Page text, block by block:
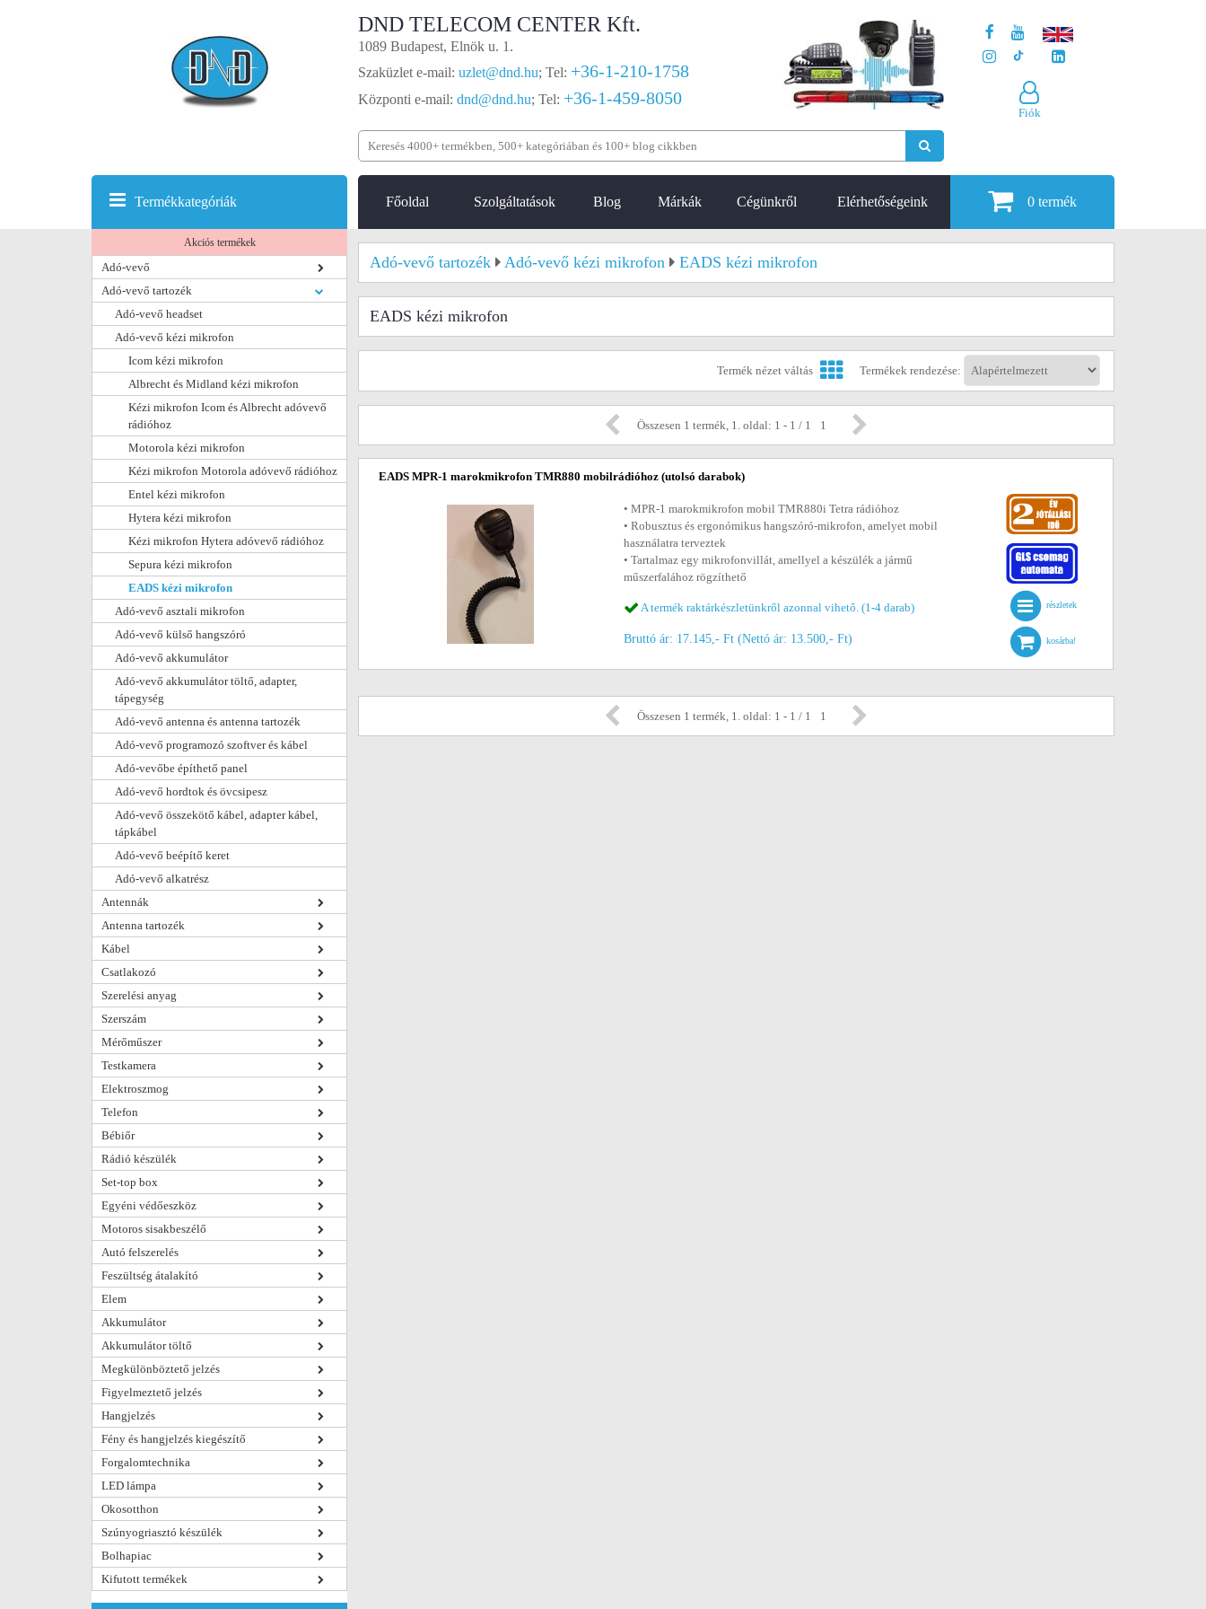
DND TELECOM CENTER Kft.
1089 Budapest, Elnök u. 1.
Szaküzlet e-mail: uzlet@dnd.hu; Tel: +36-1-210-1758
Központi e-mail: dnd@dnd.hu; Tel: +36-1-459-8050
Fiók
Főoldal Szolgáltatások Blog Márkák Cégünkről Elérhetőségeink 0 termék
Termékkategóriák
Akciós termékek
Adó-vevő
Adó-vevő tartozék
Adó-vevő headset
Adó-vevő kézi mikrofon
Icom kézi mikrofon
Albrecht és Midland kézi mikrofon
Kézi mikrofon Icom és Albrecht adóvevő
rádióhoz
Motorola kézi mikrofon
Kézi mikrofon Motorola adóvevő rádióhoz
Entel kézi mikrofon
Hytera kézi mikrofon
Kézi mikrofon Hytera adóvevő rádióhoz
Sepura kézi mikrofon
EADS kézi mikrofon
Adó-vevő asztali mikrofon
Adó-vevő külső hangszóró
Adó-vevő akkumulátor
Adó-vevő akkumulátor töltő, adapter,
tápegység
Adó-vevő antenna és antenna tartozék
Adó-vevő programozó szoftver és kábel
Adó-vevőbe építhető panel
Adó-vevő hordtok és övcsipesz
Adó-vevő összekötő kábel, adapter kábel,
tápkábel
Adó-vevő beépítő keret
Adó-vevő alkatrész
Antennák
Antenna tartozék
Kábel
Csatlakozó
Szerelési anyag
Szerszám
Mérőműszer
Testkamera
Elektroszmog
Telefon
Bébiőr
Rádió készülék
Set-top box
Egyéni védőeszköz
Motoros sisakbeszélő
Autó felszerelés
Feszültség átalakító
Elem
Akkumulátor
Akkumulátor töltő
Megkülönböztető jelzés
Figyelmeztető jelzés
Hangjelzés
Fény és hangjelzés kiegészítő
Forgalomtechnika
LED lámpa
Okosotthon
Szúnyogriasztó készülék
Bolhapiac
Kifutott termékek
Adó-vevő tartozék Adó-vevő kézi mikrofon EADS kézi mikrofon
EADS kézi mikrofon
Termék nézet váltás Termékek rendezése:
Összesen 1 termék, 1. oldal: 1 - 1 / 1 1
EADS MPR-1 marokmikrofon TMR880 mobilrádióhoz (utolsó darabok)
• MPR-1 marokmikrofon mobil TMR880i Tetra rádióhoz
• Robusztus és ergonómikus hangszóró-mikrofon, amelyet mobil
használatra terveztek
• Tartalmaz egy mikrofonvillát, amellyel a készülék a jármű
műszerfalához rögzíthető
A termék raktárkészletünkről azonnal vihető. (1-4 darab)
Bruttó ár: 17.145,- Ft (Nettó ár: 13.500,- Ft)
részletek
kosárba!
Összesen 1 termék, 1. oldal: 1 - 1 / 1 1